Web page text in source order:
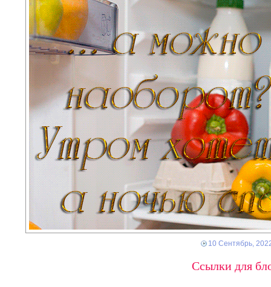
10 Сентябрь,
Ссылки для